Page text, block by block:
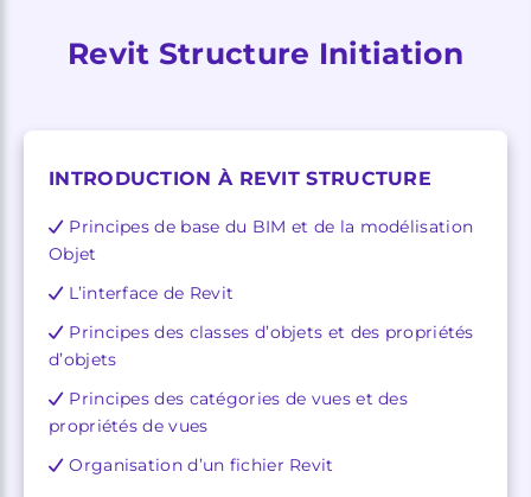
Revit Structure Initiation
INTRODUCTION À REVIT STRUCTURE
Principes de base du BIM et de la modélisation
Objet
L’interface de Revit
Principes des classes d’objets et des propriétés
d’objets
Principes des catégories de vues et des
propriétés de vues
Organisation d’un fichier Revit